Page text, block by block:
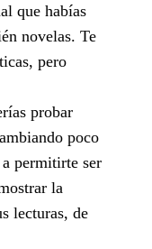
que habías
novelas. Te
pero
probar
poco
permitirte ser
la
lecturas, de